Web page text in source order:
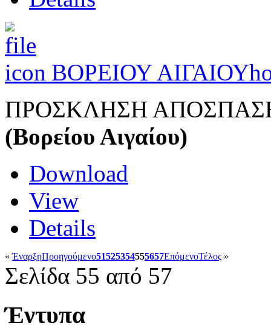
ΒΟΡΕΙΟΥ ΑΙΓΑΙΟΥ
ΠΡΟΣΚΛΗΣΗ
(Βορείου Αιγαίου)
Download
View
Details
«ΈναρξηΠροηγούμενο51525354555657ΕπόμενοΤέλος »
Σελίδα 55 από 57
Έντυπα